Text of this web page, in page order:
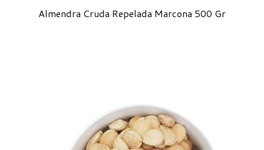
Almendra Cruda Repelada Marcona 500 Gr